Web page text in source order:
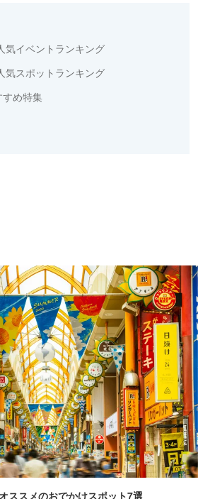
気イベントランキング
気スポットランキング
め特集
ススメのおでかけスポット7選